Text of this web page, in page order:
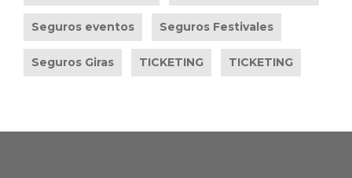
Seguros eventos Seguros Festivales
Seguros Giras TICKETING TICKETING